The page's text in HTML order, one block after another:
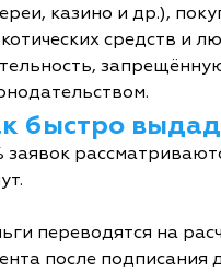
казино и др.),
средств и
быстро
заявок
переводятся на
после подписания